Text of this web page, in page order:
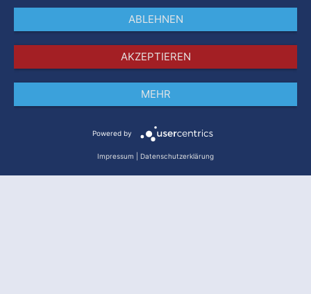
Datenschutz
ABLEHNEN
AKZEPTIEREN
MEHR
Powered by
Impressum Datenschutzerklärung